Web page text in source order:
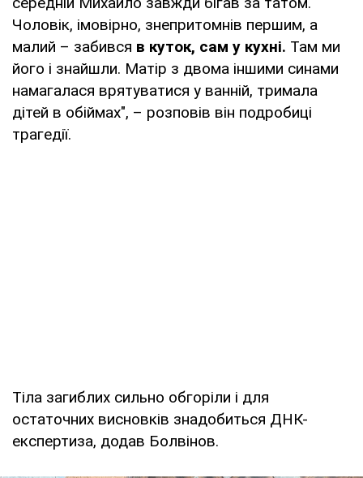
Чоловік, імовірно, знепритомнів першим, а
малий – забився в куток, сам у кухні. Там ми
його і знайшли. Матір з двома іншими синами
намагалася врятуватися у ванній, тримала
дітей в обіймах", – розповів він подробиці
трагедії.
Тіла загиблих сильно обгоріли і для
остаточних висновків знадобиться ДНК-
експертиза, додав Болвінов.